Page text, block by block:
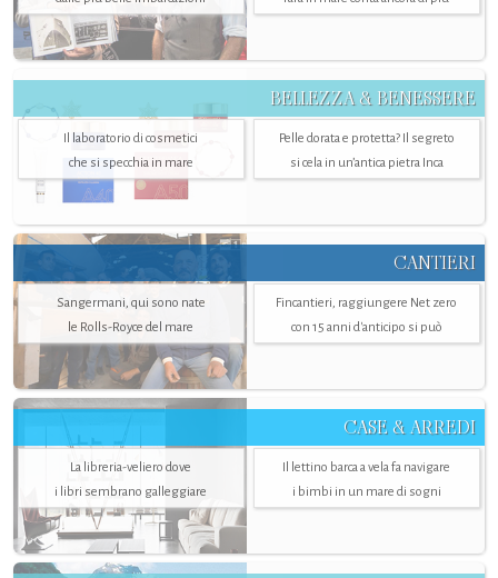
BELLEZZA & BENESSERE
Il laboratorio di cosmetici
che si specchia in mare
Pelle dorata e protetta? Il segreto
si cela in un’antica pietra Inca
CANTIERI
Sangermani, qui sono nate
le Rolls-Royce del mare
Fincantieri, raggiungere Net zero
con 15 anni d'anticipo si può
CASE & ARREDI
La libreria-veliero dove
i libri sembrano galleggiare
Il lettino barca a vela fa navigare
i bimbi in un mare di sogni